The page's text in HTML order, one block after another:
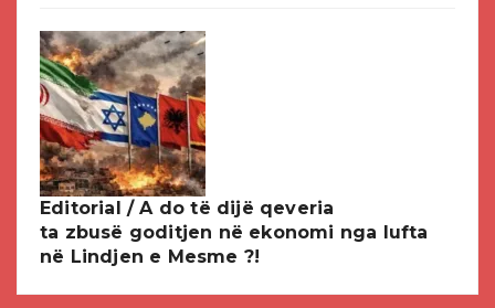
Editorial / A do të dijë qeveria
ta zbusë goditjen në ekonomi nga lufta
në Lindjen e Mesme ?!